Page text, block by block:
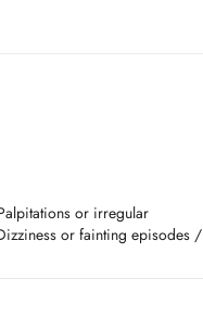
or irregular
or fainting episodes /
Therapy
Doppler, Stress ECG,